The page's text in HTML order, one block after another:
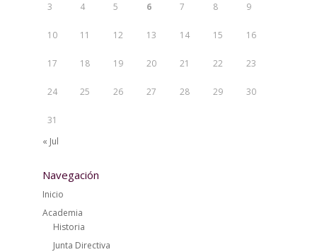
3 4 5 6 7 8 9
10 11 12 13 14 15 16
17 18 19 20 21 22 23
24 25 26 27 28 29 30
31
« Jul
Navegación
Inicio
Academia
Historia
Junta Directiva